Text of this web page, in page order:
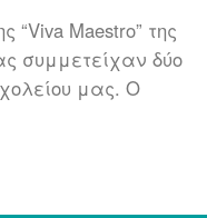
Maestro” της
συμμετείχαν δύο
μας. Ο